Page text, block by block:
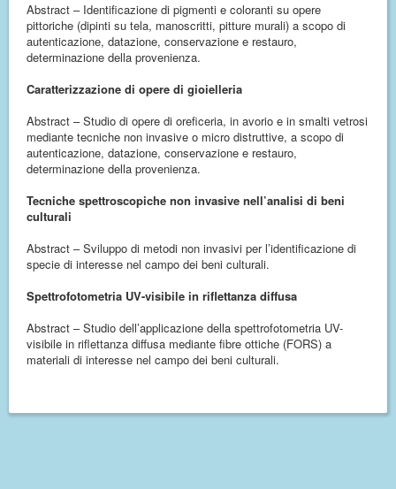
Abstract – Identificazione di pigmenti e coloranti su opere
pittoriche (dipinti su tela, manoscritti, pitture murali) a scopo di
autenticazione, datazione, conservazione e restauro,
determinazione della provenienza.
Caratterizzazione di opere di gioielleria
Abstract – Studio di opere di oreficeria, in avorio e in smalti vetrosi
mediante tecniche non invasive o micro distruttive, a scopo di
autenticazione, datazione, conservazione e restauro,
determinazione della provenienza.
Tecniche spettroscopiche non invasive nell’analisi di beni
culturali
Abstract – Sviluppo di metodi non invasivi per l’identificazione di
specie di interesse nel campo dei beni culturali.
Spettrofotometria UV-visibile in riflettanza diffusa
Abstract – Studio dell’applicazione della spettrofotometria UV-
visibile in riflettanza diffusa mediante fibre ottiche (FORS) a
materiali di interesse nel campo dei beni culturali.